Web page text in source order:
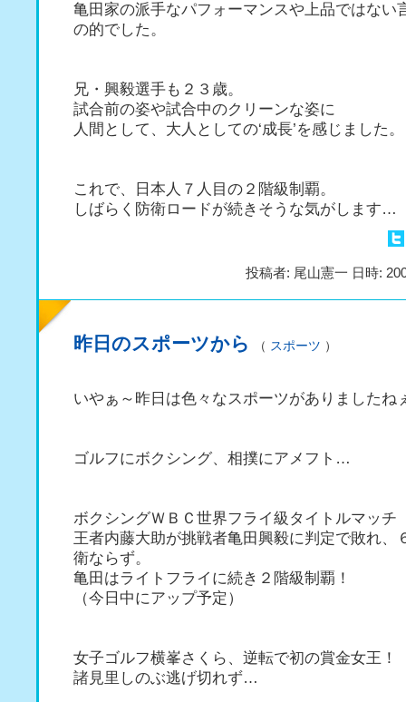
亀田家の派手なパフォーマンスや上品ではない
の的でした。
兄・興毅選手も２３歳。
試合前の姿や試合中のクリーンな姿に
人間として、大人としての‘成長’を感じました。
これで、日本人７人目の２階級制覇。
しばらく防衛ロードが続きそうな気がします…
投稿者: 尾山憲一 日時:
昨日のスポーツから （ スポーツ ）
いやぁ～昨日は色々なスポーツがありましたね
ゴルフにボクシング、相撲にアメフト…
ボクシングＷＢＣ世界フライ級タイトルマッチ
王者内藤大助が挑戦者亀田興毅に判定で敗れ、
衛ならず。
亀田はライトフライに続き２階級制覇！
（今日中にアップ予定）
女子ゴルフ横峯さくら、逆転で初の賞金女王！
諸見里しのぶ逃げ切れず…